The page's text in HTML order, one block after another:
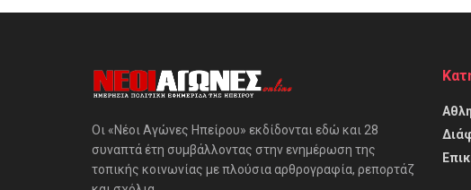
Οι «Νέοι Αγώνες Ηπείρου» εκδίδονται εδώ και 28
συναπτά έτη συμβάλλοντας στην ενημέρωση της
τοπικής κοινωνίας με πλούσια αρθρογραφία, ρεπορτάζ